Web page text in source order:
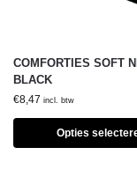
COMFORTIES SOFT
BLACK
€8,47 incl. btw
Opties